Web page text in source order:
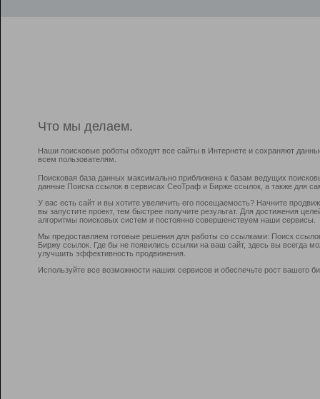
Что мы делаем.
Наши поисковые роботы обходят все сайты в Интернете и сохраняют
всем пользователям.
Поисковая база данных максимально приближена к базам ведущих
данные Поиска ссылок в сервисах СеоТраф и Бирже ссылок, а также для
У вас есть сайт и вы хотите увеличить его посещаемость? Начните
вы запустите проект, тем быстрее получите результат. Для достижения
алгоритмы поисковых систем и постоянно совершенствуем наши сервисы.
Мы предоставляем готовые решения для работы со ссылками: Поиск
Биржу ссылок. Где бы не появились ссылки на ваш сайт, здесь вы всегда
улучшить эффективность продвижения.
Используйте все возможности наших сервисов и обеспечьте рост вашего